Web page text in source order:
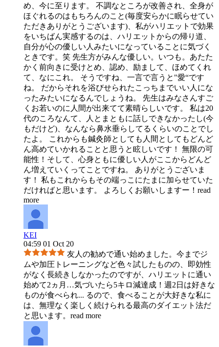
め、今に至ります。 不調なところが改善され、全身が
ほぐれるのはもちろんのこと(毎度安らかに眠らせてい
ただきありがとうございます)、私がハリエットで効果
をいちばん実感するのは、ハリエットからの帰り道、
自分が心の優しい人みたいになっていることに気づく
ときです。笑 先生方がみんな優しい。いつも。あたた
かく前向きに受けとめ、認め、励まして、ほめてくれ
て、なにこれ。 そうですね、一言で言うと"愛“です
ね。 だからそれを浴びせられたこっちまでいい人にな
ったみたいになるんでしょうね。 先生はみなさんすご
くお若いのに人間が出来てて素晴らしいです。 私は20
代のころなんて、人とまともに話しできなかったし(今
もだけど)、なんなら鼻水垂らしてるくらいのことでし
たよ。 これからも鍼灸師としても人間としてもどんど
ん高めていかれることと思うと眩しいです！ 無限の可
能性！そして、心身ともに優しい人がここからどんど
ん増えていくってことですね。 ありがとうございま
す！ 私もこれからもその端っこにたまに加らせていた
だければと思います。 よろしくお願いしますー！ read
more
KEI
04:59 01 Oct 20
友人の勧めで通い始めました。今までジ
ムや加圧トレーニングなど色々試したものの、即効性
がなく長続きしなかったのですが、ハリエットに通い
始めて2ヵ月…気づいたら5キロ減達成！週2日は好きな
ものが食べられ... るので、食べることが大好きな私に
は、無理なく楽しく続けられる最高のダイエット法だ
と思います。 read more